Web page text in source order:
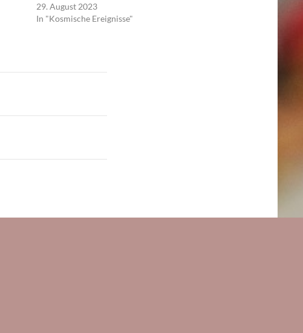
29. August 2023
In "Kosmische Ereignisse"